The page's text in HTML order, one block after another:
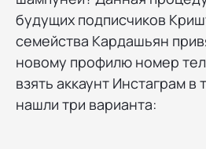
будущих подписчиков
семейства Кардашьян
новому профилю номер
взять аккаунт Инстаграм
нашли три варианта: